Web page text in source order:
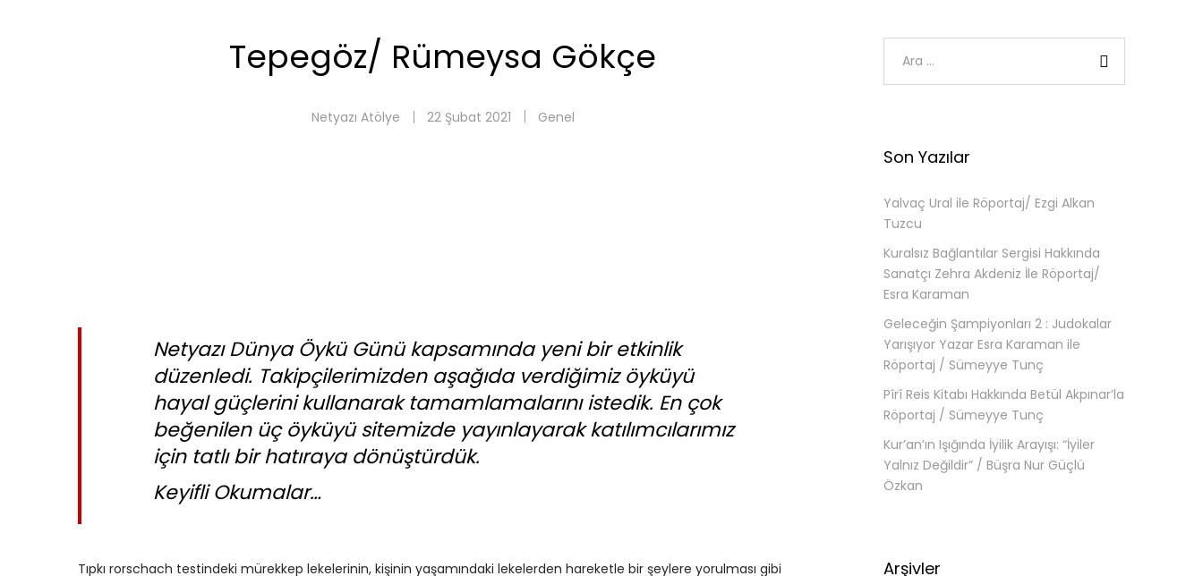
Tepegöz/ Rümeysa Gökçe
Netyazı Atölye 22 Şubat 2021 Genel
Netyazı Dünya Öykü Günü kapsamında yeni bir etkinlik
düzenledi. Takipçilerimizden aşağıda verdiğimiz öyküyü
hayal güçlerini kullanarak tamamlamalarını istedik. En çok
beğenilen üç öyküyü sitemizde yayınlayarak katılımcılarımız
için tatlı bir hatıraya dönüştürdük.
Keyifli Okumalar…
Tıpkı rorschach testindeki mürekkep lekelerinin, kişinin yaşamındaki lekelerden hareketle bir şeylere yorulması gibi
Son Yazılar
Yalvaç Ural ile Röportaj/ Ezgi Alkan
Tuzcu
Kuralsız Bağlantılar Sergisi Hakkında
Sanatçı Zehra Akdeniz İle Röportaj/
Esra Karaman
Geleceğin Şampiyonları 2 : Judokalar
Yarışıyor Yazar Esra Karaman ile
Röportaj / Sümeyye Tunç
Pîrî Reis Kitabı Hakkında Betül Akpınar’la
Röportaj / Sümeyye Tunç
Kur’an’ın Işığında İyilik Arayışı: “İyiler
Yalnız Değildir” / Büşra Nur Güçlü
Özkan
Arşivler